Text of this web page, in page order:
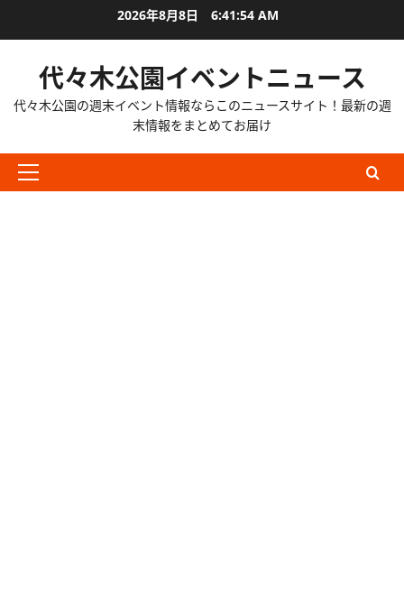
2026年8月8日 6:41:56 AM
代々木公園イベントニュース
代々木公園の週末イベント情報ならこのニュースサイト！最新の週
末情報をまとめてお届け
メ